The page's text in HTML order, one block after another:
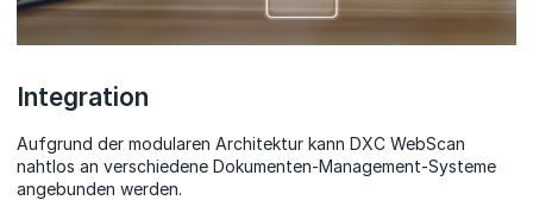
Integration
Aufgrund der modularen Architektur kann DXC WebScan
nahtlos an verschiedene Dokumenten-Management-Systeme
angebunden werden.